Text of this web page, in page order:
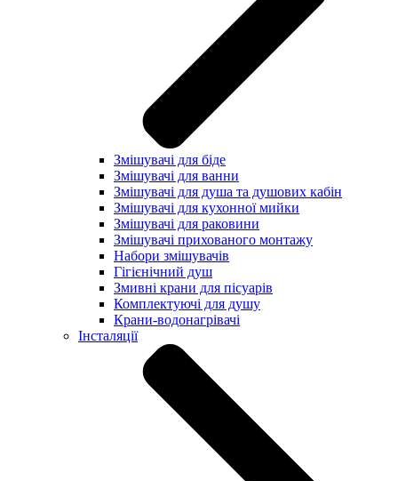
Змішувачі для біде
Змішувачі для ванни
Змішувачі для душа та душових кабін
Змішувачі для кухонної мийки
Змішувачі для раковини
Змішувачі прихованого монтажу
Набори змішувачів
Гігієнічний душ
Змивні крани для пісуарів
Комплектуючі для душу
Крани-водонагрівачі
Інсталяції